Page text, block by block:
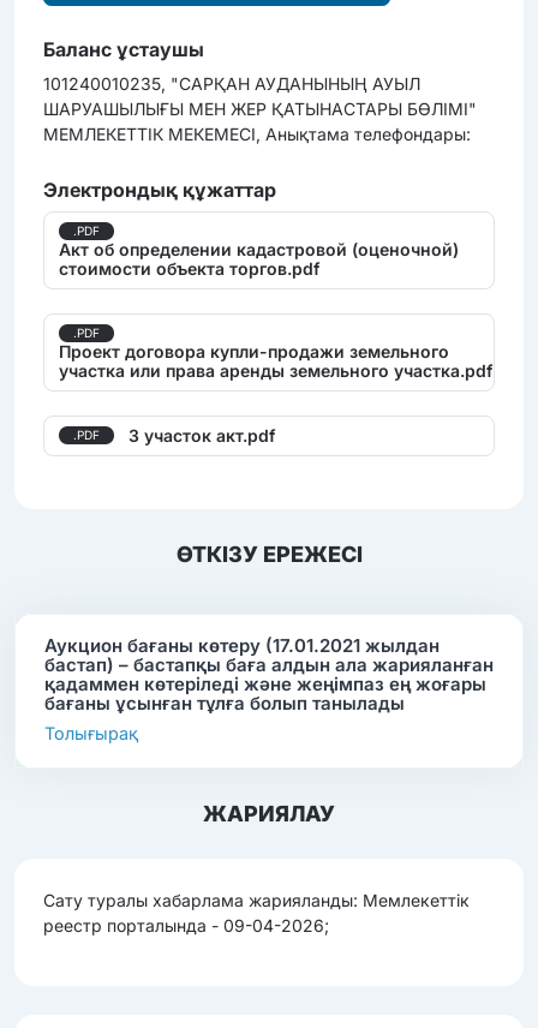
Баланс ұстаушы
101240010235, "САРҚАН АУДАНЫНЫҢ АУЫЛ
ШАРУАШЫЛЫҒЫ МЕН ЖЕР ҚАТЫНАСТАРЫ БӨЛІМІ"
МЕМЛЕКЕТТІК МЕКЕМЕСІ, Анықтама телефондары:
Электрондық құжаттар
.PDF
Акт об определении кадастровой (оценочной)
стоимости объекта торгов.pdf
.PDF
Проект договора купли-продажи земельного
участка или права аренды земельного участка.pdf
.PDF 3 участок акт.pdf
ӨТКІЗУ ЕРЕЖЕСІ
Аукцион бағаны көтеру (17.01.2021 жылдан
бастап) – бастапқы баға алдын ала жарияланған
қадаммен көтеріледі және жеңімпаз ең жоғары
бағаны ұсынған тұлға болып танылады
Толығырақ
ЖАРИЯЛАУ
Сату туралы хабарлама жарияланды: Мемлекеттік
реестр порталында - 09-04-2026;